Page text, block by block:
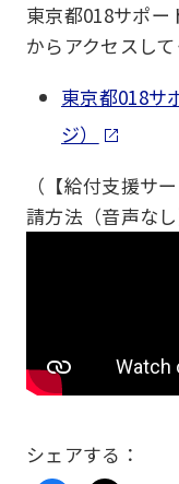
東京都018サポー
からアクセスして
東京都018サ
ジ）
（【給付支援サ
請方法（音声なし
シェアする：